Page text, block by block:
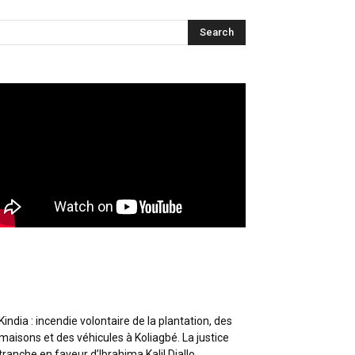
: incendie volontaire de la plantation, des
et des véhicules à Koliagbé. La justice